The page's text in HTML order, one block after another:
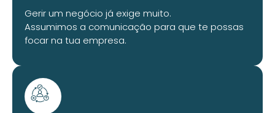
Gerir um negócio já exige muito.
Assumimos a comunicação para que te possas
focar na tua empresa.